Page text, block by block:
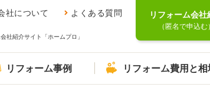
社について よくある質問
社紹介サイト「ホームプロ」
リフォーム会社
（匿名で申込む
リフォーム事例 リフォーム費用と相